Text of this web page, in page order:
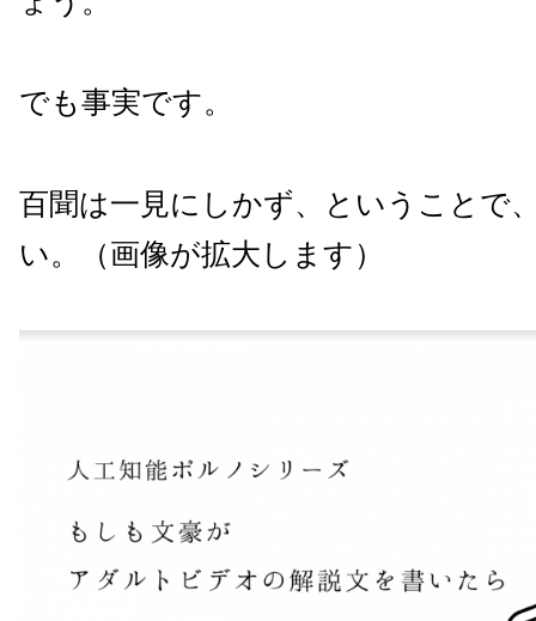
でも事実です。
百聞は一見にしかず、ということで
い。（画像が拡大します）